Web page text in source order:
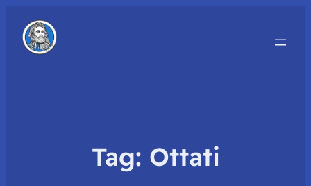
Tag: Ottati